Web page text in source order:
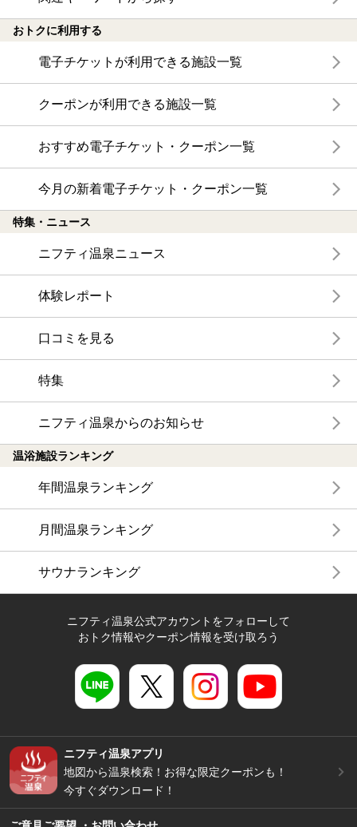
おトクに利用する
電子チケットが利用できる施設一覧
クーポンが利用できる施設一覧
おすすめ電子チケット・クーポン一覧
今月の新着電子チケット・クーポン一覧
特集・ニュース
ニフティ温泉ニュース
体験レポート
口コミを見る
特集
ニフティ温泉からのお知らせ
温浴施設ランキング
年間温泉ランキング
月間温泉ランキング
サウナランキング
ニフティ温泉公式アカウントをフォローして
おトク情報やクーポン情報を受け取ろう
ニフティ温泉アプリ
地図から温泉検索！お得な限定クーポンも！
今すぐダウンロード！